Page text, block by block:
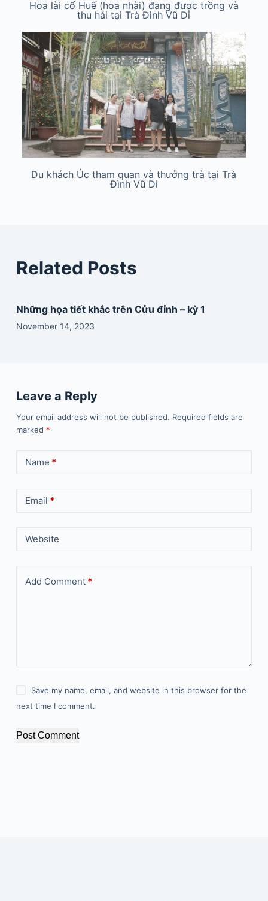
Hoa lài cổ Huế (hoa nhài) đang được trồng và
thu hái tại Trà Đình Vũ Di
Du khách Úc tham quan và thưởng trà tại Trà
Đình Vũ Di
Related Posts
Những họa tiết khắc trên Cửu đỉnh – kỳ 1
November 14, 2023
Leave a Reply
Your email address will not be published. Required fields are
marked *
Name *
Email *
Website
Add Comment*
Save my name, email, and website in this browser for the
next time I comment.
Post Comment